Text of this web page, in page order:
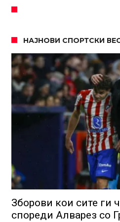
НАЈНОВИ СПОРТСКИ
Зборови кои сите ги
спореди Алварез со